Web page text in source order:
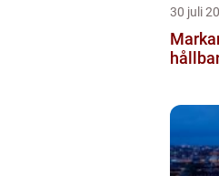
30 juli